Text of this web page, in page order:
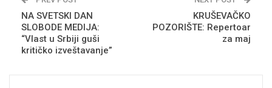
NA SVETSKI DAN
SLOBODE MEDIJA:
“Vlast u Srbiji guši
kritičko izveštavanje”
KRUŠEVAČKO
POZORIŠTE: Repertoar
za maj